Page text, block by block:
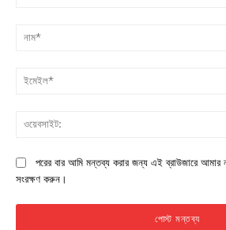
পরের বার আমি মন্তব্য করার জন্য এই ব্রাউজারে আমার
সংরক্ষণ করুন।